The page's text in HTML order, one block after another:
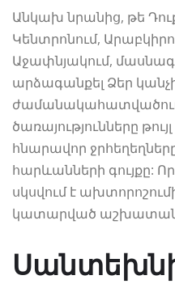
Անկախ նրանից, թե
Կենտրոնում,
Աջափնյակում,
արձագանքել Ձեր
ծառայությունները
հնարավոր
հարևանների գույքը:
սկսվում է
կատարված